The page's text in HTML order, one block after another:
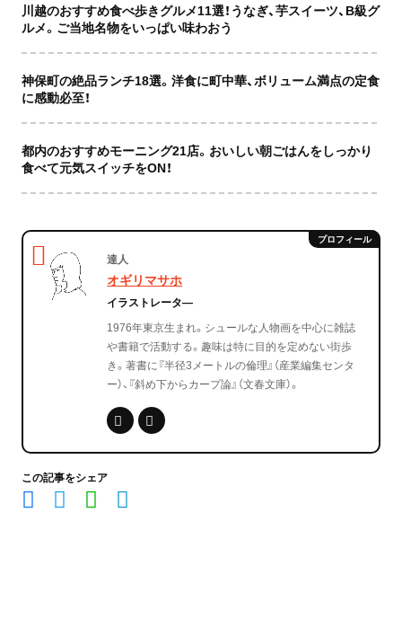
川越のおすすめ食べ歩きグルメ11選！うなぎ、芋スイーツ、B級グ
ルメ。ご当地名物をいっぱい味わおう
神保町の絶品ランチ18選。洋食に町中華、ボリューム満点の定食
に感動必至！
都内のおすすめモーニング21店。おいしい朝ごはんをしっかり
食べて元気スイッチをON！
達人
オギリマサホ
イラストレータ―
1976年東京生まれ。シュールな人物画を中心に雑誌
や書籍で活動する。趣味は特に目的を定めない街歩
き。著書に『半径3メートルの倫理』（産業編集センタ
ー）、『斜め下からカープ論』（文春文庫）。
この記事をシェア